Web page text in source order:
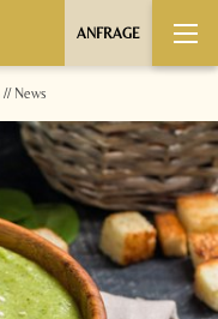
ANFRAGE
// News